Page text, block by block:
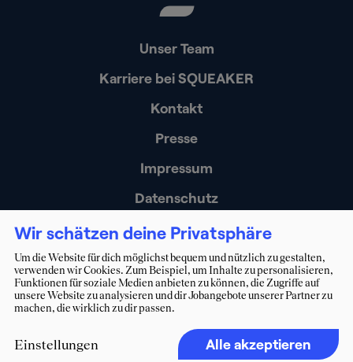
Unser Team
Karriere bei SQUEAKER
Kontakt
Presse
Impressum
Datenschutz
Erklärung zur Barrierefreiheit
Wir schätzen deine Privatsphäre
Um die Website für dich möglichst bequem und nützlich zu gestalten,
verwenden wir Cookies. Zum Beispiel, um Inhalte zu personalisieren,
Funktionen für soziale Medien anbieten zu können, die Zugriffe auf
unsere Website zu analysieren und dir Jobangebote unserer Partner zu
machen, die wirklich zu dir passen.
Einstellungen Alle akzeptieren